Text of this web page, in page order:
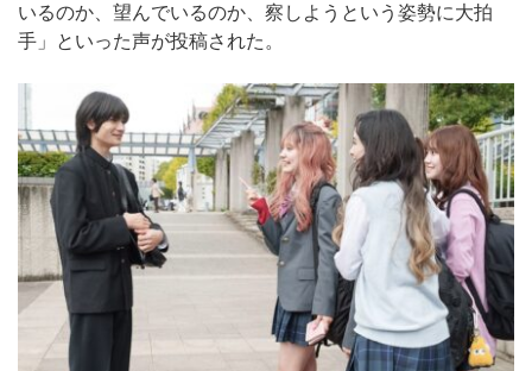
いるのか、望んでいるのか、察しようという姿勢に大拍
手」といった声が投稿された。